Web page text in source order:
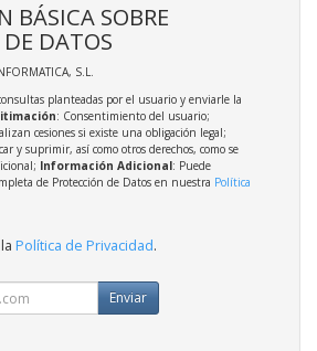
BÁSICA SOBRE
DATOS
S.L.
planteadas por el usuario y enviarle la
: Consentimiento del usuario;
cesiones si existe una obligación legal;
y suprimir, así como otros derechos, como se
Información Adicional: Puede
de Protección de Datos en nuestra Política
Política de Privacidad.
Enviar